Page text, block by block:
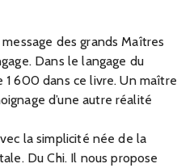
des grands Maîtres
Dans le langage du
1 600 dans ce livre. Un maître
d’une autre réalité
la simplicité née de la
Du Chi. Il nous propose